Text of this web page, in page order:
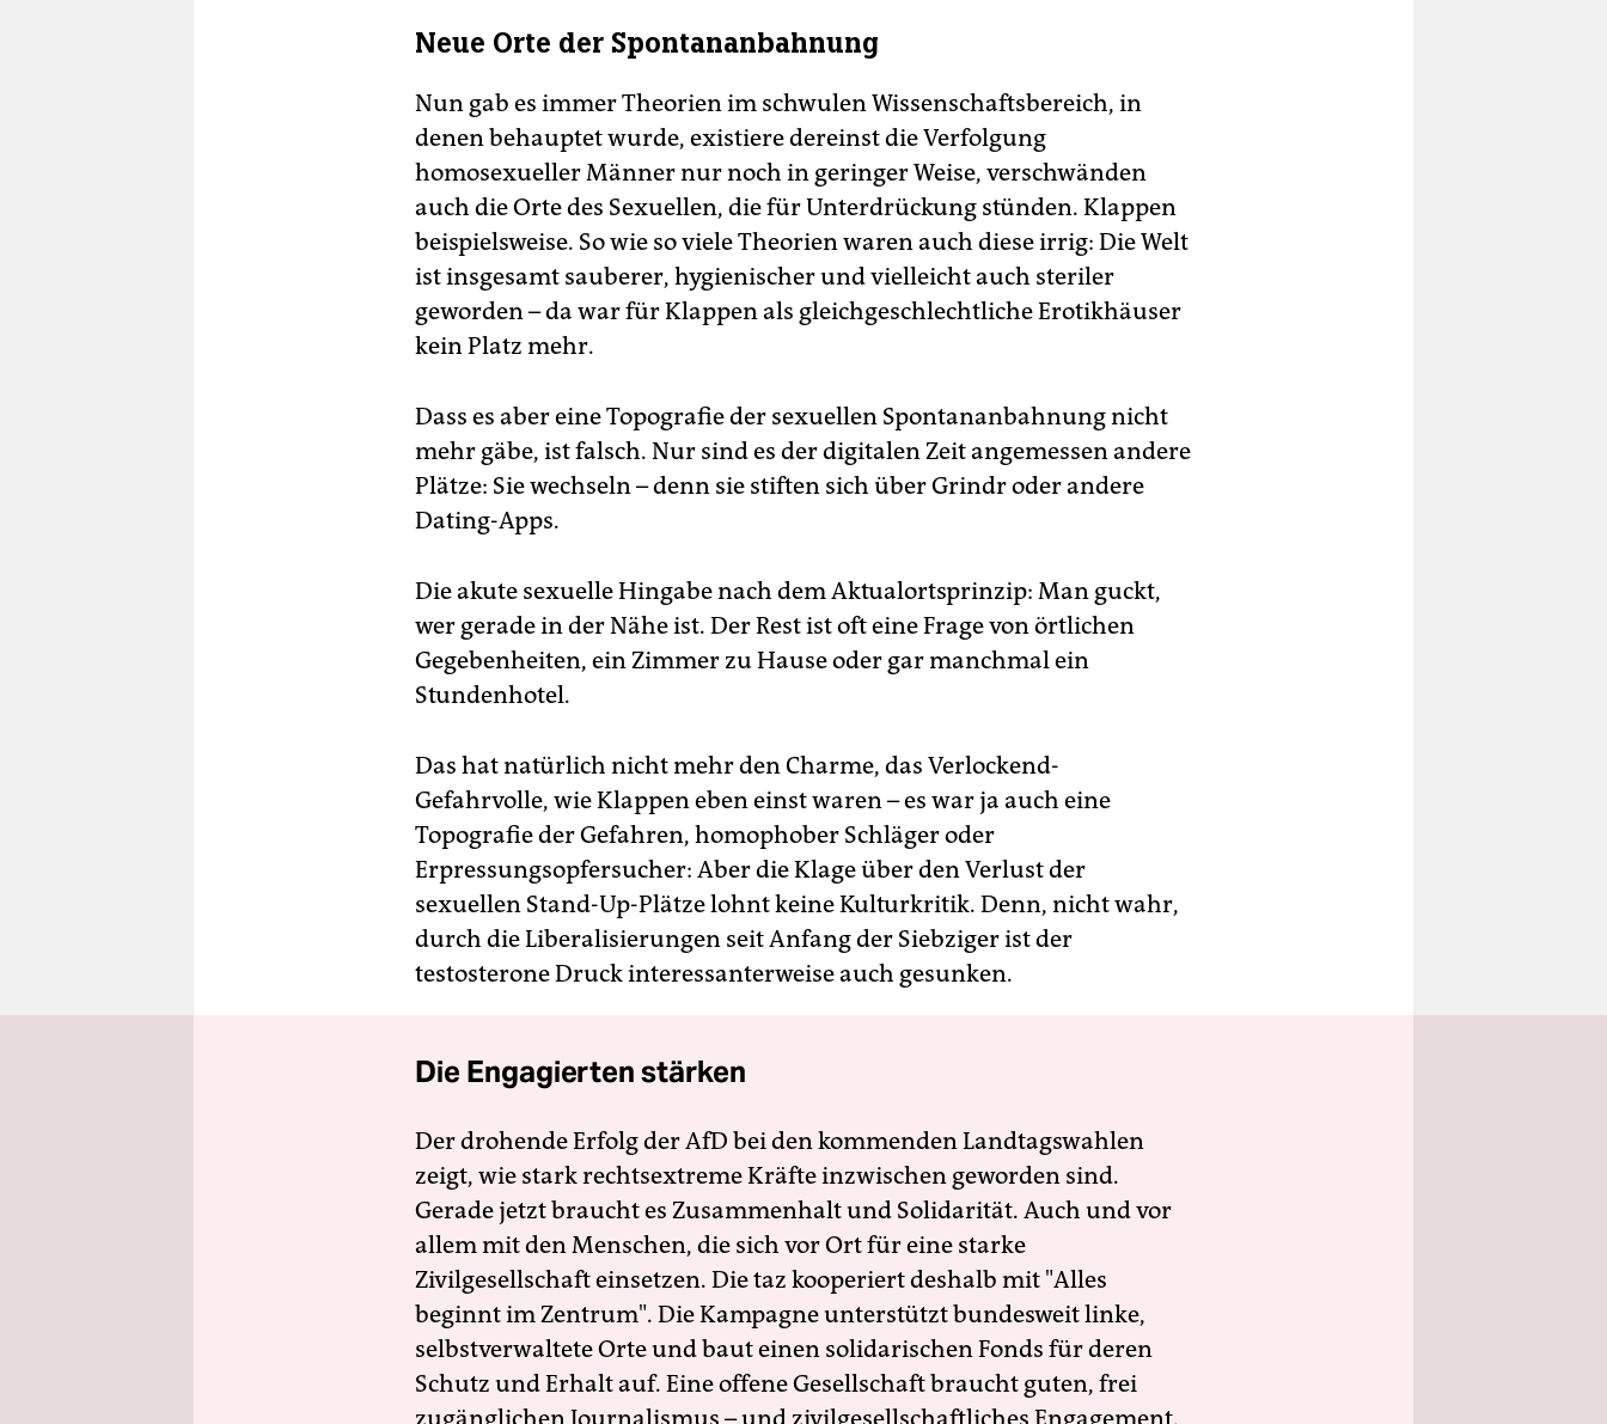
Neue Orte der Spontananbahnung
Nun gab es immer Theorien im schwulen Wissenschaftsbereich, in
denen behauptet wurde, existiere dereinst die Verfolgung
homosexueller Männer nur noch in geringer Weise, verschwänden
auch die Orte des Sexuellen, die für Unterdrückung stünden. Klappen
beispielsweise. So wie so viele Theorien waren auch diese irrig: Die Welt
ist insgesamt sauberer, hygienischer und vielleicht auch steriler
geworden – da war für Klappen als gleichgeschlechtliche Erotikhäuser
kein Platz mehr.
Dass es aber eine Topografie der sexuellen Spontananbahnung nicht
mehr gäbe, ist falsch. Nur sind es der digitalen Zeit angemessen andere
Plätze: Sie wechseln – denn sie stiften sich über Grindr oder andere
Dating-Apps.
Die akute sexuelle Hingabe nach dem Aktualortsprinzip: Man guckt,
wer gerade in der Nähe ist. Der Rest ist oft eine Frage von örtlichen
Gegebenheiten, ein Zimmer zu Hause oder gar manchmal ein
Stundenhotel.
Das hat natürlich nicht mehr den Charme, das Verlockend-
Gefahrvolle, wie Klappen eben einst waren – es war ja auch eine
Topografie der Gefahren, homophober Schläger oder
Erpressungsopfersucher: Aber die Klage über den Verlust der
sexuellen Stand-Up-Plätze lohnt keine Kulturkritik. Denn, nicht wahr,
durch die Liberalisierungen seit Anfang der Siebziger ist der
testosterone Druck interessanterweise auch gesunken.
Die Engagierten stärken
Der drohende Erfolg der AfD bei den kommenden Landtagswahlen
zeigt, wie stark rechtsextreme Kräfte inzwischen geworden sind.
Gerade jetzt braucht es Zusammenhalt und Solidarität. Auch und vor
allem mit den Menschen, die sich vor Ort für eine starke
Zivilgesellschaft einsetzen. Die taz kooperiert deshalb mit "Alles
beginnt im Zentrum". Die Kampagne unterstützt bundesweit linke,
selbstverwaltete Orte und baut einen solidarischen Fonds für deren
Schutz und Erhalt auf. Eine offene Gesellschaft braucht guten, frei
zugänglichen Journalismus – und zivilgesellschaftliches Engagement.